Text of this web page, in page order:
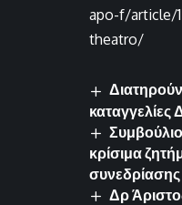
apo-f/article/
theatro/
καταγγελίες
κρίσιμα
συνεδρίασης
Δρ